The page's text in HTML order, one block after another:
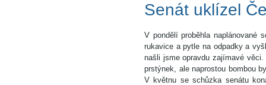
Senát uklízel
V pondělí proběhla naplánované
rukavice a pytle na odpadky a
našli jsme opravdu zajímavé
prstýnek, ale naprostou bombou
V květnu se schůzka senátu